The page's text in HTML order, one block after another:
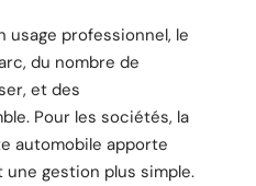
usage professionnel, le
du nombre de
et des
Pour les sociétés, la
automobile apporte
gestion plus simple.